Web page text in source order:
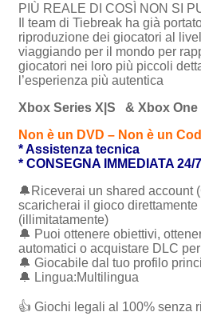
PIÙ REALE DI COSÌ NON SI
Il team di Tiebreak ha già
riproduzione dei giocatori al
viaggiando per il mondo per
giocatori nei loro più piccoli
l’esperienza più autentica
Xbox Series X|S & Xbox One
Non è un DVD – Non è un
* Assistenza tecnica
* CONSEGNA IMMEDIATA 24/7
🔔Riceverai un shared account
scaricherai il gioco
(illimitatamente)
🔔 Puoi ottenere obiettivi,
automatici o acquistare DLC
🔔 Giocabile dal tuo profilo
🔔 Lingua:Multilingua
👍 Giochi legali al 100% senza